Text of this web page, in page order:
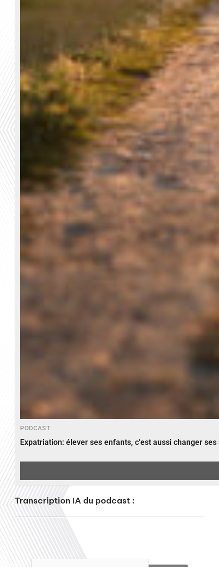
PODCAST
Expatriation: élever ses enfants, c’est aussi changer
Transcription IA du podcast :